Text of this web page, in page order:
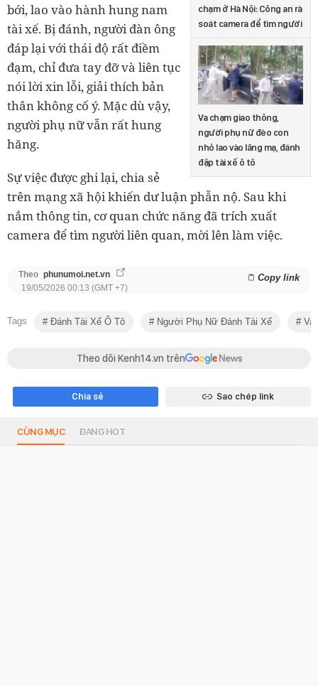
chạm ở Hà Nội: Công an rà
soát camera để tìm người
Va chạm giao thông,
người phụ nữ đèo con
nhỏ lao vào lăng mạ, đánh
đập tài xế ô tô
bới, lao vào hành hung nam
tài xế. Bị đánh, người đàn ông
đáp lại với thái độ rất điềm
đạm, chỉ đưa tay đỡ và liên tục
nói lời xin lỗi, giải thích bản
thân không cố ý. Mặc dù vậy,
người phụ nữ vẫn rất hung
hăng.
Sự việc được ghi lại, chia sẻ
trên mạng xã hội khiến dư luận phẫn nộ. Sau khi
nắm thông tin, cơ quan chức năng đã trích xuất
camera để tìm người liên quan, mời lên làm việc.
Theo phunumoi.net.vn Copy link
19/05/2026 00:13 (GMT +7)
Tags Đánh Tài Xế Ô Tô Người Phụ Nữ Đánh Tài Xế Va
Theo dõi Kenh14.vn trên
Chia sẻ Sao chép link
CÙNG MỤC ĐANG HOT